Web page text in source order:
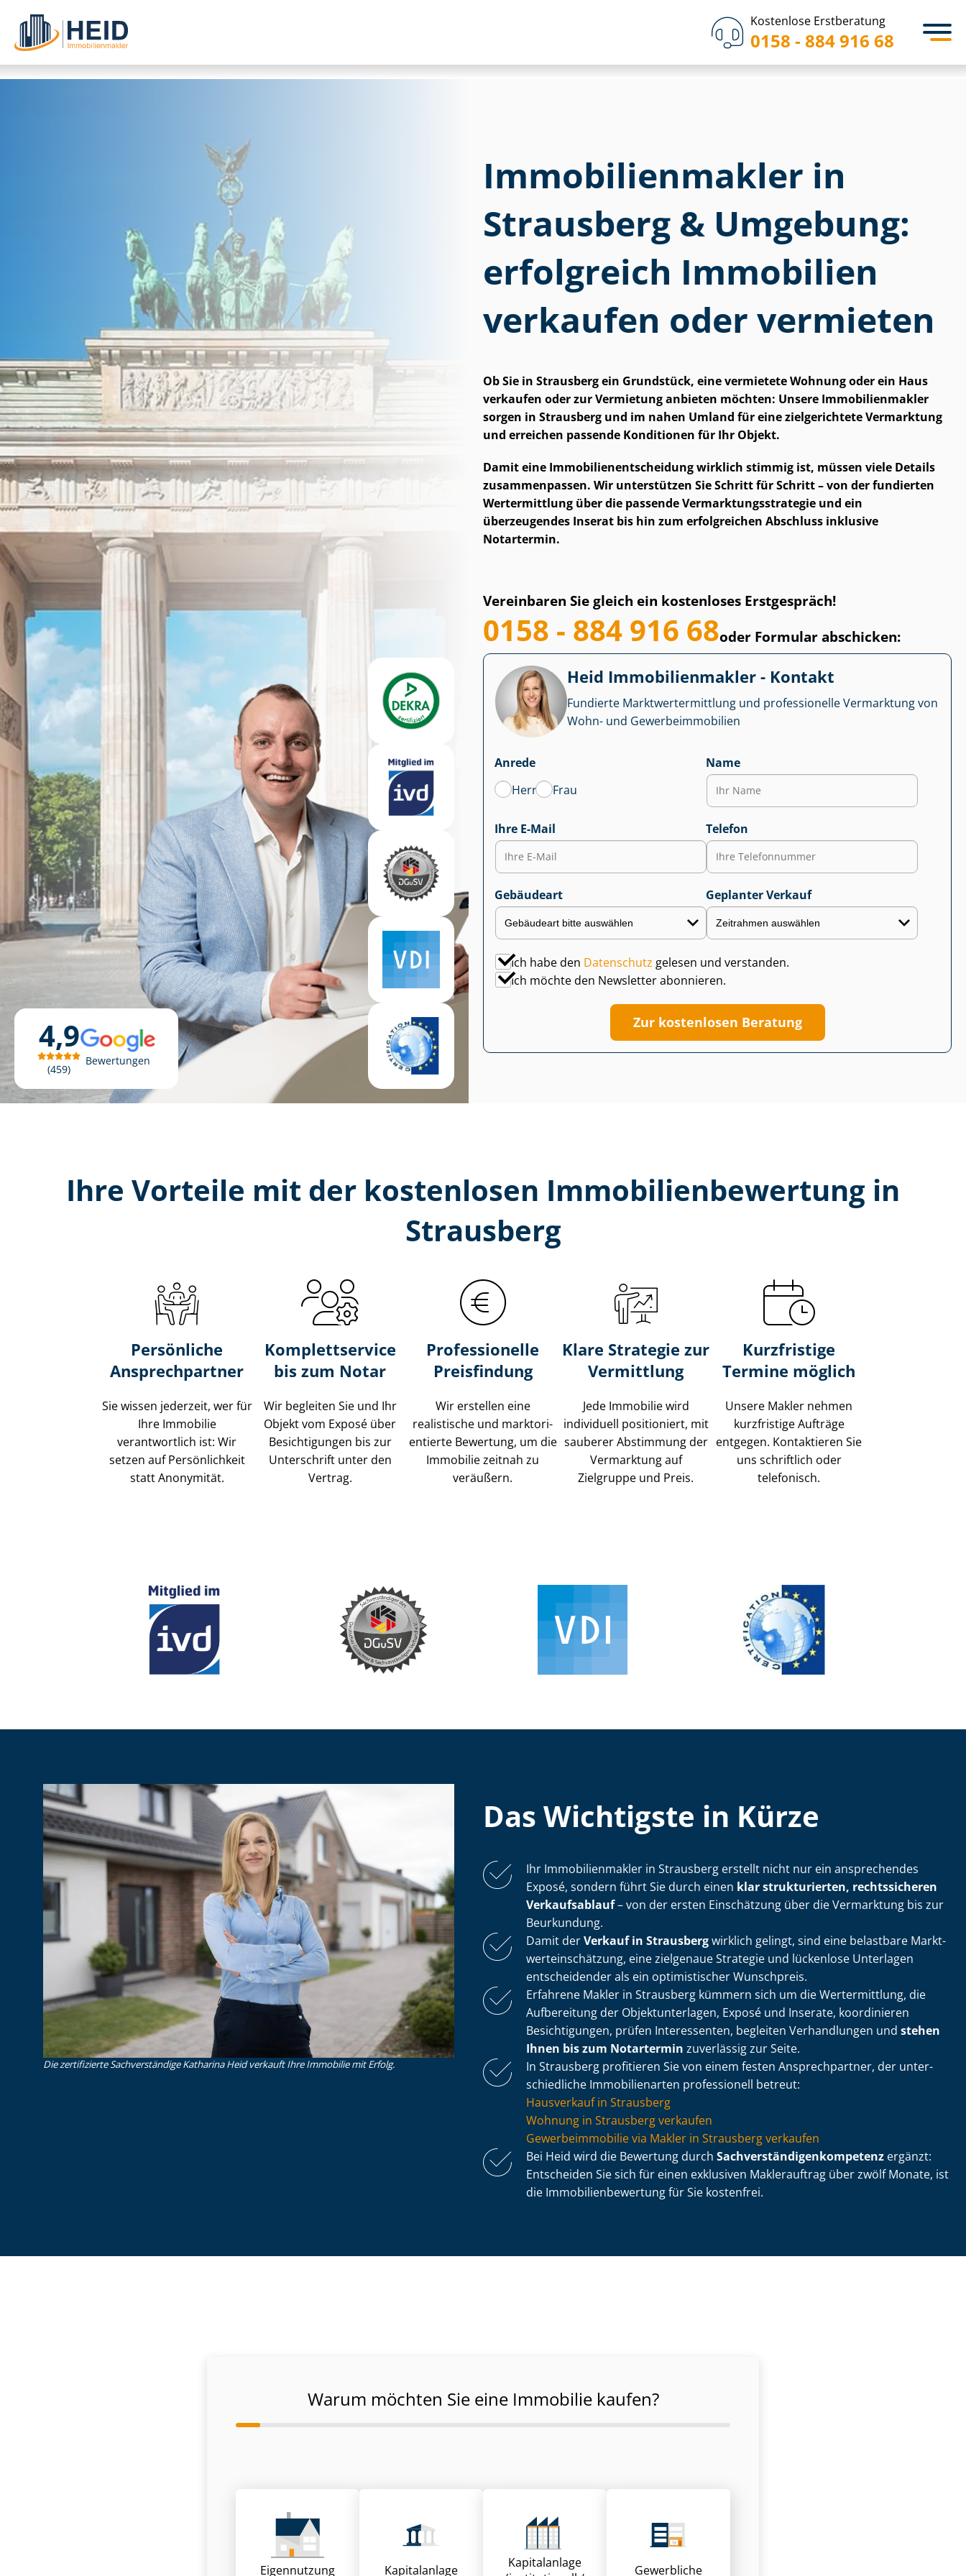
Kostenlose Erstberatung
0158 - 884 916 68
4,9
459
Bewertungen
Im­mo­bi­li­en­mak­ler in
Strausberg & Umgebung:
erfolgreich Immobilien
verkaufen oder vermieten
Ob Sie in Strausberg ein Grundstück, eine vermietete Wohnung oder ein Haus
verkaufen oder zur Vermietung anbieten möchten: Unsere Im­mo­bi­li­en­mak­ler
sorgen in Strausberg und im nahen Umland für eine zielgerichtete Vermarktung
und erreichen passende Konditionen für Ihr Objekt.
Damit eine Im­mo­bi­li­en­ent­schei­dung wirklich stimmig ist, müssen viele Details
zusammenpassen. Wir unterstützen Sie Schritt für Schritt – von der fundierten
Wertermittlung über die passende Ver­mark­tungs­stra­te­gie und ein
überzeugendes Inserat bis hin zum erfolgreichen Abschluss inklusive
Notartermin.
Vereinbaren Sie gleich ein kostenloses Erstgespräch!
0158 - 884 916 68oder Formular abschicken:
Heid Im­mo­bi­li­en­mak­ler - Kontakt
Fundierte Markt­wert­ermitt­lung und professionelle Vermarktung von
Wohn- und Ge­wer­be­im­mo­bi­li­en
Anrede
Herr
Frau
Name
Ihre E-Mail Telefon
Gebäudeart Geplanter Verkauf
Ich habe den Datenschutz gelesen und verstanden.
Ich möchte den Newsletter abonnieren.
Zur kostenlosen Beratung
Ihre Vorteile mit der kostenlosen Im­mo­bi­li­en­be­wer­tung in
Strausberg
Persönliche
Ansprechpartner
Sie wissen jederzeit, wer für
Ihre Immobilie
verantwortlich ist: Wir
setzen auf Persönlichkeit
statt Anonymität.
Komplettservice
bis zum Notar
Wir begleiten Sie und Ihr
Objekt vom Exposé über
Besichtigungen bis zur
Unterschrift unter den
Vertrag.
Professionelle
Preisfindung
Wir erstellen eine
realistische und markt­ori­
en­tier­te Bewertung, um die
Immobilie zeitnah zu
veräußern.
Klare Strategie zur
Vermittlung
Jede Immobilie wird
individuell positioniert, mit
sauberer Abstimmung der
Vermarktung auf
Zielgruppe und Preis.
Kurzfristige
Termine möglich
Unsere Makler nehmen
kurzfristige Aufträge
entgegen. Kontaktieren Sie
uns schriftlich oder
telefonisch.
Die zertifizierte Sachverständige Katharina Heid verkauft Ihre Immobilie mit Erfolg.
Das Wichtigste in Kürze
Ihr Im­mo­bi­li­en­mak­ler in Strausberg erstellt nicht nur ein ansprechendes
Exposé, sondern führt Sie durch einen klar strukturierten, rechtssicheren
Verkaufsablauf– von der ersten Einschätzung über die Vermarktung bis zur
Beurkundung.
Damit derVerkauf in Strausbergwirklich gelingt, sind eine belastbare Markt­
wert­ein­schät­zung, eine zielgenaue Strategie und lückenlose Unterlagen
entscheidender als ein optimistischer Wunschpreis.
Erfahrene Makler in Strausberg kümmern sich um die Wertermittlung, die
Aufbereitung der Ob­jekt­un­ter­la­gen, Exposé und Inserate, koordinieren
Besichtigungen, prüfen Interessenten, begleiten Verhandlungen und stehen
Ihnen bis zum Notartermin zuverlässig zur Seite.
In Strausberg profitieren Sie von einem festen Ansprechpartner, der un­ter­
schied­li­che Immobilienarten professionell betreut:
Hausverkauf in Strausberg
Wohnung in Strausberg verkaufen
Ge­wer­be­im­mo­bi­lie via Makler in Strausberg verkaufen
Bei Heid wird die Bewertung durch Sach­ver­stän­di­gen­kom­pe­tenz ergänzt:
Entscheiden Sie sich für einen exklusiven Maklerauftrag über zwölf Monate, ist
die Im­mo­bi­li­en­be­wer­tung für Sie kostenfrei.
Warum möchten Sie eine Immobilie kaufen?
Eigennutzung Kapitalanlage
Kapitalanlage
Gewerbliche